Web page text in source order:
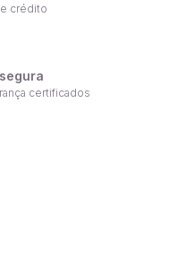
crédito
certificados